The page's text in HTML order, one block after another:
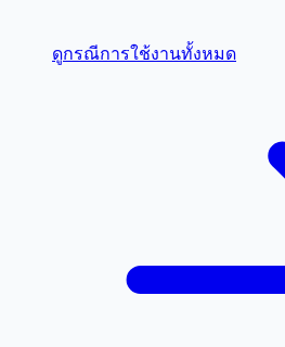
ดูกรณีการใช้งานทั้งหมด